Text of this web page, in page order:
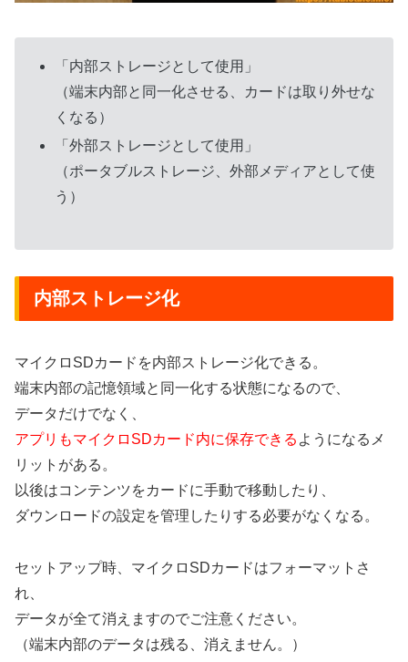
「内部ストレージとして使用」
（端末内部と同一化させる、カードは取り外せな
くなる）
「外部ストレージとして使用」
（ポータブルストレージ、外部メディアとして使
う）
内部ストレージ化
マイクロSDカードを内部ストレージ化できる。
端末内部の記憶領域と同一化する状態になるので、
データだけでなく、
アプリもマイクロSDカード内に保存できる ようになるメ
リットがある。
以後はコンテンツをカードに手動で移動したり、
ダウンロードの設定を管理したりする必要がなくなる。
セットアップ時、マイクロSDカードはフォーマットさ
れ、
データが全て消えますのでご注意ください。
（端末内部のデータは残る、消えません。）